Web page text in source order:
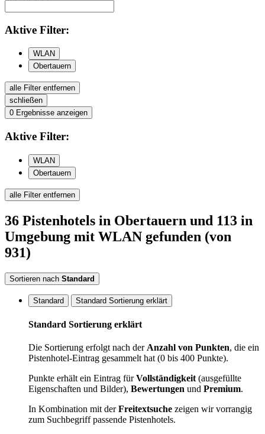
Aktive Filter:
WLAN
Obertauern
alle Filter entfernen
schließen
0 Ergebnisse anzeigen
Aktive Filter:
WLAN
Obertauern
alle Filter entfernen
36 Pistenhotels in Obertauern und 113 in
Umgebung mit WLAN gefunden (von
931)
Sortieren nach Standard
Standard Standard Sortierung erklärt
Standard Sortierung erklärt
Die Sortierung erfolgt nach der Anzahl von Punkten, die ein
Pistenhotel-Eintrag gesammelt hat (0 bis 400 Punkte).
Punkte erhält ein Eintrag fürVollständigkeit (ausgefüllte
Eigenschaften und Bilder), Bewertungen und Premium.
In Kombination mit derFreitextsuche zeigen wir vorrangig
zum Suchbegriff passende Pistenhotels.